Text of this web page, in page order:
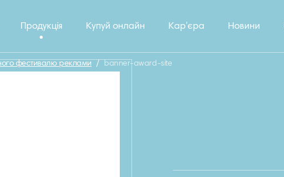
Продукція Купуй онлайн Кар'єра Новини
фестивалю реклами / banner-award-site